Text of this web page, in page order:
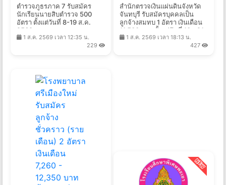
ตำรวจภูธรภาค 7 รับสมัคร
นักเรียนนายสิบตำรวจ 500
อัตรา ตั้งแต่วันที่ 8-19 ส.ค.
2569
1 ส.ค. 2569 เวลา 12:35 น.
229
สํานักตรวจเงินแผ่นดินจังหวัด
จันทบุรี รับสมัครบุคคลเป็น
ลูกจ้างสมทบ 1 อัตรา เงินเดือน
11,500 บาท ตั้งแต่วันที่ 10 - 21
ส.ค. 2569
1 ส.ค. 2569 เวลา 18:13 น.
427